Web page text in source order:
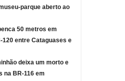
parque aberto ao
50 metros em
120 entre Cataguases e
deixa um morto e
na BR-116 em